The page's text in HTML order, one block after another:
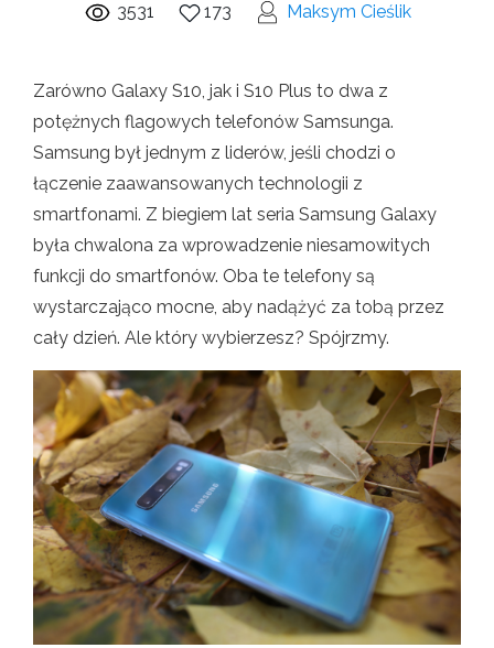
3531 173 Maksym Cieślik
Zarówno Galaxy S10, jak i S10 Plus to dwa z
potężnych flagowych telefonów Samsunga.
Samsung był jednym z liderów, jeśli chodzi o
łączenie zaawansowanych technologii z
smartfonami. Z biegiem lat seria Samsung Galaxy
była chwalona za wprowadzenie niesamowitych
funkcji do smartfonów. Oba te telefony są
wystarczająco mocne, aby nadążyć za tobą przez
cały dzień. Ale który wybierzesz? Spójrzmy.